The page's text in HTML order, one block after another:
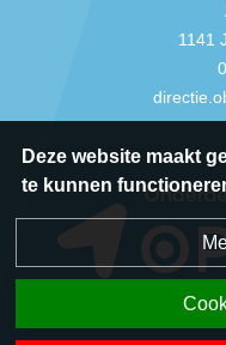
1141
Deze website maakt
te kunnen